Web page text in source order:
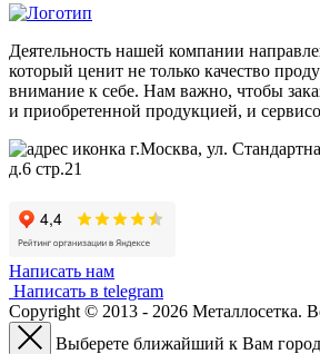
Деятельность нашей компании
который ценит не только качество
внимание к себе. Нам важно, чтобы
и приобретенной продукцией, и
г.Москва, ул.
д.6 стр.21
Написать нам
Написать в telegram
Copyright © 2013 - 2026 Металлосетка.
Выберете ближайший к Вам город